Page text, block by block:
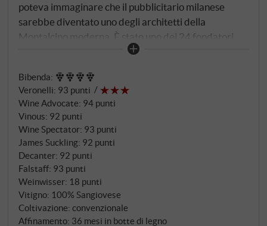
poteva immaginare che il pubblicitario milanese
sarebbe diventato uno degli architetti della
Montalcino moderna. È stato uno dei 24 fondatori
del Consorzio, uno dei primi 35 imbottigliatori di
supererà le 250 unità. Cosa ha portato con sé: i
leggendari cloni di Sangiovese di Biondi-Santi,
piantati su marne e calcare in località Canalicchio –
viti che hanno ormai più di quarant'anni. Il Brunello
2020 unisce due anime: la fresca eleganza del nord
dalle storiche parcelle di Canalicchio e il vigore
baciato dal sole di Castelnuovo dell'Abate a sud. Il
vino riposa per tre anni in grandi botti di Slavonia e
per altri otto mesi in bottiglia – tempo che si può
assaggiare.
Bibenda:
Veronelli: 93 punti
Wine Advocate: 94 punti
Vinous: 92 punti
Wine Spectator: 93 punti
James Suckling: 92 punti
Decanter: 92 punti
Falstaff: 93 punti
Weinwisser: 18 punti
Vitigno: 100% Sangiovese
Coltivazione: convenzionale
Affinamento: 36 mesi in botte di legno